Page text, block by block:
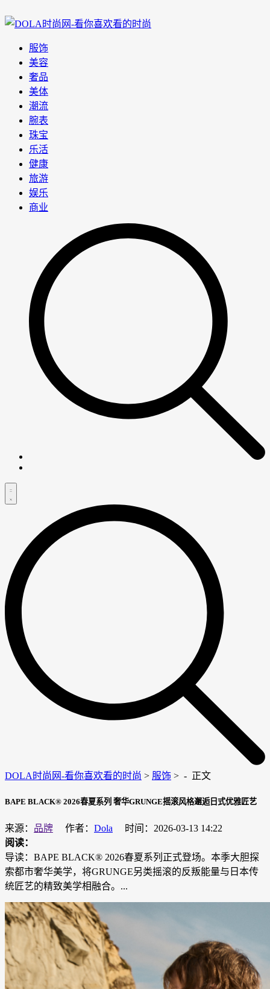
服饰
美容
奢品
美体
潮流
腕表
珠宝
乐活
健康
旅游
娱乐
商业
DOLA时尚网-看你喜欢看的时尚 > 服饰 > - 正文
BAPE BLACK® 2026春夏系列 奢华GRUNGE摇滚风格邂逅日式优雅匠艺
来源： 品牌 作者： Dola
时间：2026-03-13 14:22
阅读：
导读：BAPE BLACK® 2026春夏系列正式登场。本季大胆探
索都市奢华美学，将GRUNGE另类摇滚的反叛能量与日本传
统匠艺的精致美学相融合。...